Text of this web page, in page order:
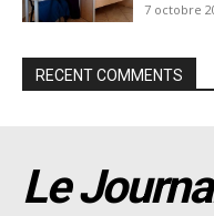
7 octobre
RECENT COMMENTS
Le